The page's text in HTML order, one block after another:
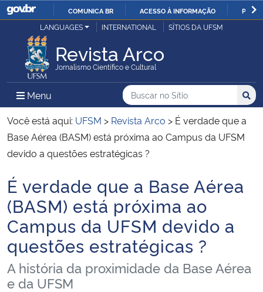
IR
O
COMUNICA BR ACESSO À INFORMAÇÃO
Ministério da Justiça e Segurança Pública
Ministério da Defesa
Ministério das Relações Exteriores
Ministério da Economia
Ministério da Infraestrutura
Ministério da Agricultura, Pecuária e Abastecimento
Ministério da Educação
Ministério da Cidadania
LANGUAGES INTERNATIONAL SÍTIOS DA UFSM
Revista Arco
Jornalismo Científico e Cultural
Menu Menu Principal do Sítio
Busca
Buscar no no Sítio
Busca:
Você está aqui: UFSM > Revista Arco > É verdade que a
Base Aérea (BASM) está próxima ao Campus da UFSM
devido a questões estratégicas ?
Início do conteúdo
É verdade que a Base Aérea
(BASM) está próxima ao
Campus da UFSM devido a
questões estratégicas ?
A história da proximidade da Base Aérea
e da UFSM